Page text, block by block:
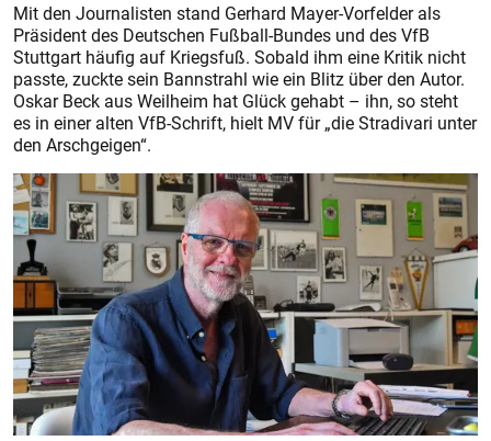
Mit den Journalisten stand Gerhard Mayer-Vorfelder als
Präsident des Deutschen Fußball-Bundes und des VfB
Stuttgart häufig auf Kriegsfuß. Sobald ihm eine Kritik nicht
passte, zuckte sein Bannstrahl wie ein Blitz über den Autor.
Oskar Beck aus Weilheim hat Glück gehabt – ihn, so steht
es in einer alten VfB-Schrift, hielt MV für „die Stradivari unter
den Arschgeigen“.